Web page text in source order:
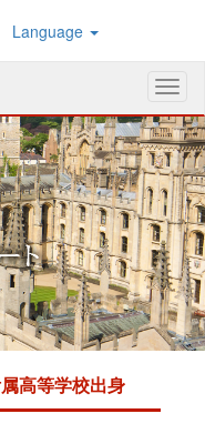
Language
メ
ニ
ュ
ー
高等学校出身